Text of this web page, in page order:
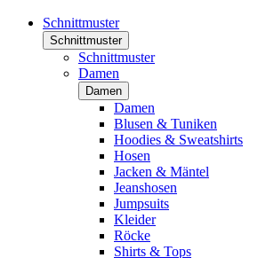
Schnittmuster
Schnittmuster
Schnittmuster
Damen
Damen
Damen
Blusen & Tuniken
Hoodies & Sweatshirts
Hosen
Jacken & Mäntel
Jeanshosen
Jumpsuits
Kleider
Röcke
Shirts & Tops